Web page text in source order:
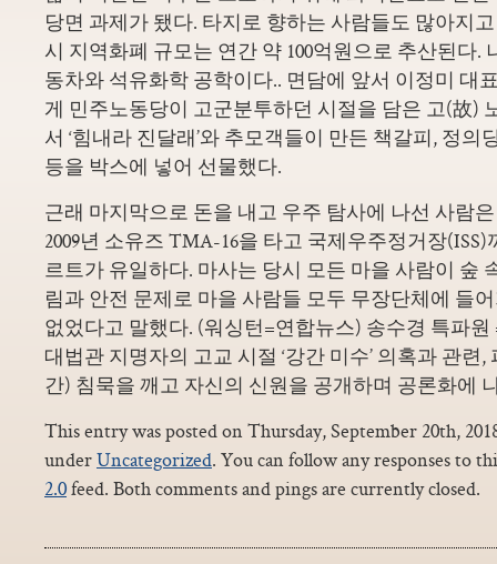
당면 과제가 됐다. 타지로 향하는 사람들도 많아지
시 지역화폐 규모는 연간 약 100억원으로 추산된다.
동차와 석유화학 공학이다.. 면담에 앞서 이정미 대
게 민주노동당이 고군분투하던 시절을 담은 고(故)
서 ‘힘내라 진달래’와 추모객들이 만든 책갈피, 정의
등을 박스에 넣어 선물했다.
근래 마지막으로 돈을 내고 우주 탐사에 나선 사람
2009년 소유즈 TMA-16을 타고 국제우주정거장
르트가 유일하다. 마사는 당시 모든 마을 사람이 숲
림과 안전 문제로 마을 사람들 모두 무장단체에 들
없었다고 말했다. (워싱턴=연합뉴스) 송수경 특파
대법관 지명자의 고교 시절 ‘강간 미수’ 의혹과 관련
간) 침묵을 깨고 자신의 신원을 공개하며 공론화에
This entry was posted on Thursday, September 20th,
underUncategorized. You can follow any responses to
2.0feed. Both comments and pings are currently closed.